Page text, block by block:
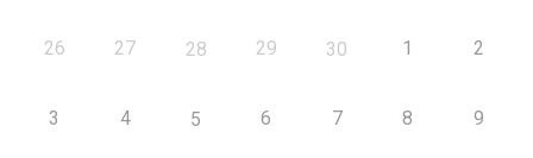
26 27 28 29 30 1 2
3 4 5 6 7 8 9